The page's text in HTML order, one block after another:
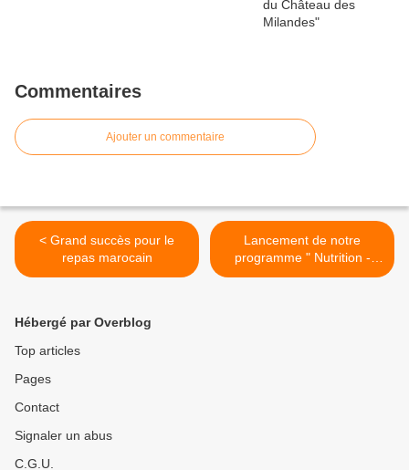
Commentaires
Ajouter un commentaire
< Grand succès pour le
repas marocain
Lancement de notre
programme " Nutrition -
Image de Soi " >
Hébergé par Overblog
Top articles
Pages
Contact
Signaler un abus
C.G.U.